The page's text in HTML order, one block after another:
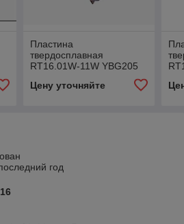
Пластина
твердосплавная
RT16.01W-11W YBG205
Цену уточняйте
год